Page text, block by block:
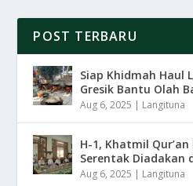
POST TERBARU
Siap Khidmah Haul
Gresik Bantu Olah
Aug 6, 2025 | Langituna
H-1, Khatmil
Serentak Diadakan
Aug 6, 2025 | Langituna